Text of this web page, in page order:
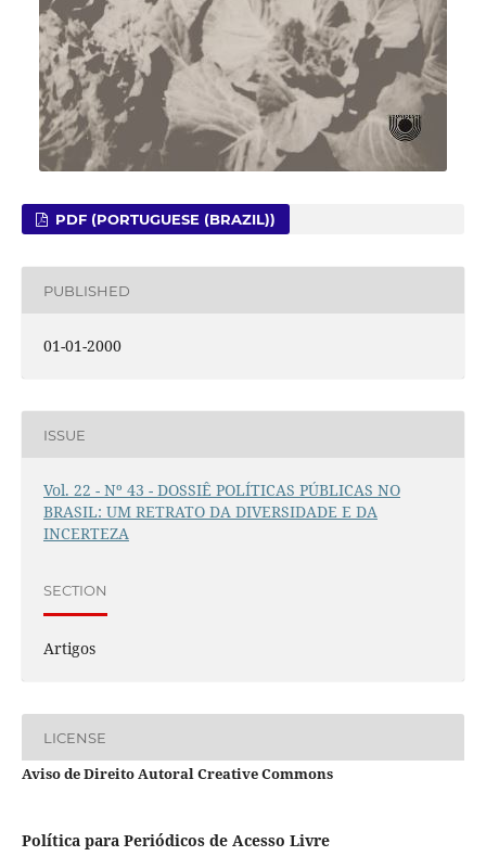
PDF (PORTUGUESE (BRAZIL))
PUBLISHED
01-01-2000
ISSUE
Vol. 22 - Nº 43 - DOSSIÊ POLÍTICAS PÚBLICAS NO
BRASIL: UM RETRATO DA DIVERSIDADE E DA
INCERTEZA
SECTION
Artigos
LICENSE
Aviso de Direito Autoral Creative Commons
Política para Periódicos de Acesso Livre